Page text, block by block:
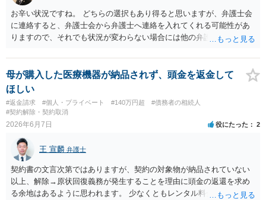
お辛い状況ですね。 どちらの選択もあり得ると思いますが、弁護士会
に連絡すると、弁護士会から弁護士へ連絡を入れてくれる可能性があ
りますので、それでも状況が変わらない場合には他の弁護士を探すと
母が購入した医療機器が納品されず、頭金を返金して
ほしい
#返金請求 #個人・プライベート #140万円超
#債務者の相続人
#契約解除・契約取消
2026年6月7日 役にたった 2
王 宣麟 弁護士
契約書の文言次第ではありますが、契約の対象物が納品されていない
以上、解除→原状回復義務が発生することを理由に頭金の返還を求め
る余地はあるように思われます。 少なくともレンタル料金分は使用料